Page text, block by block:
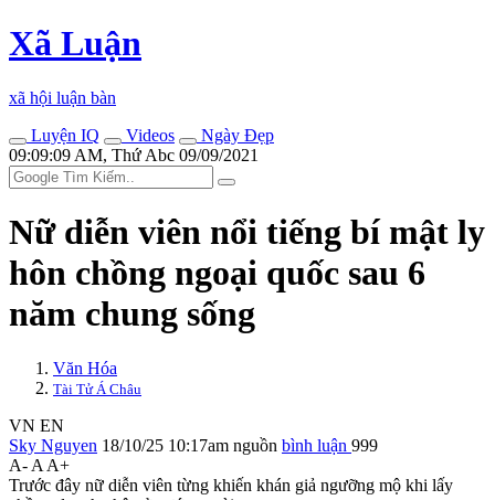
Xã Luận
xã hội luận bàn
Luyện IQ
Videos
Ngày Đẹp
09:09:09 AM, Thứ Abc 09/09/2021
Nữ diễn viên nổi tiếng bí mật ly
hôn chồng ngoại quốc sau 6
năm chung sống
Văn Hóa
Tài Tử Á Châu
VN EN
Sky Nguyen 18/10/25 10:17am nguồn bình luận 999
A- A A+
Trước đây nữ diễn viên từng khiến khán giả ngưỡng mộ khi lấy